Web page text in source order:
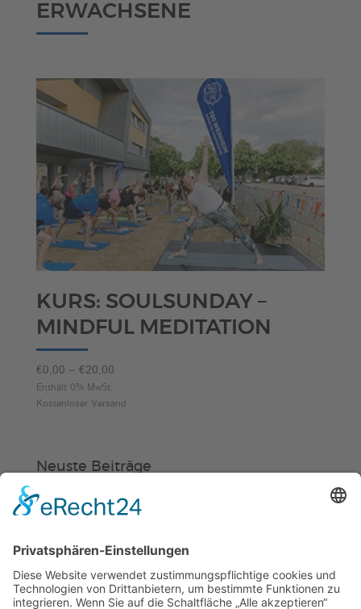
ERWACHSENE
KURS: SOULSUNDAY –
MINDFUL MEDITATION
€0,00 – €20,00Preisspanne:
bis
Enthält 0% MwSt.
Kostenloser Versand
Neuste Beiträge
Verein
ab 13 Uhr geschlossen